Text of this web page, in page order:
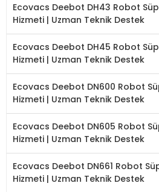
Ecovacs Deebot DH43 Robot
Hizmeti | Uzman Teknik Destek
Ecovacs Deebot DH45 Robot
Hizmeti | Uzman Teknik Destek
Ecovacs Deebot DN600 Robot
Hizmeti | Uzman Teknik Destek
Ecovacs Deebot DN605 Robot
Hizmeti | Uzman Teknik Destek
Ecovacs Deebot DN661 Robot
Hizmeti | Uzman Teknik Destek